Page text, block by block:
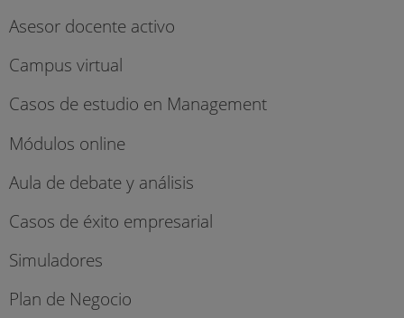
Asesor docente activo
Campus virtual
Casos de estudio en Management
Módulos online
Aula de debate y análisis
Casos de éxito empresarial
Simuladores
Plan de Negocio